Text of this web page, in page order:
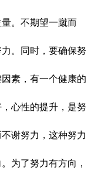
。不期望一蹴而
。同时，要确保努
素，有一个健康的
心性的提升，是努
谢努力，这种努力
为了努力有方向，